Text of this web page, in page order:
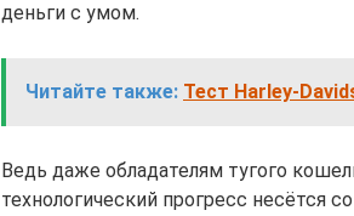
деньги с умом.
Читайте также: Тест Harley-
Ведь даже обладателям тугого
технологический прогресс несётся